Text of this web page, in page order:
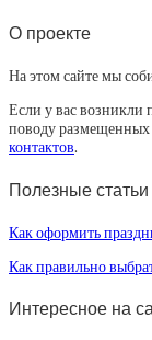
О проекте
На этом сайте мы
Если у вас возникли
поводу размещенных
контактов.
Полезные статьи
Как оформить
Как правильно
Интересное на